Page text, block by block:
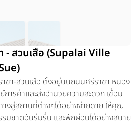
- สวนเสือ (Supalai Ville
าชา-สวนเสือ ตั้งอยู่บนถนนศรีราชา หนอง
การค้าและสิ่งอำนวยความสะดวก เชื่อม
งสู่สถานที่ต่างๆได้อย่างง่ายดาย ให้คุณ
มชาติอันร่มรื่น และพักผ่อนได้อย่างสบาย